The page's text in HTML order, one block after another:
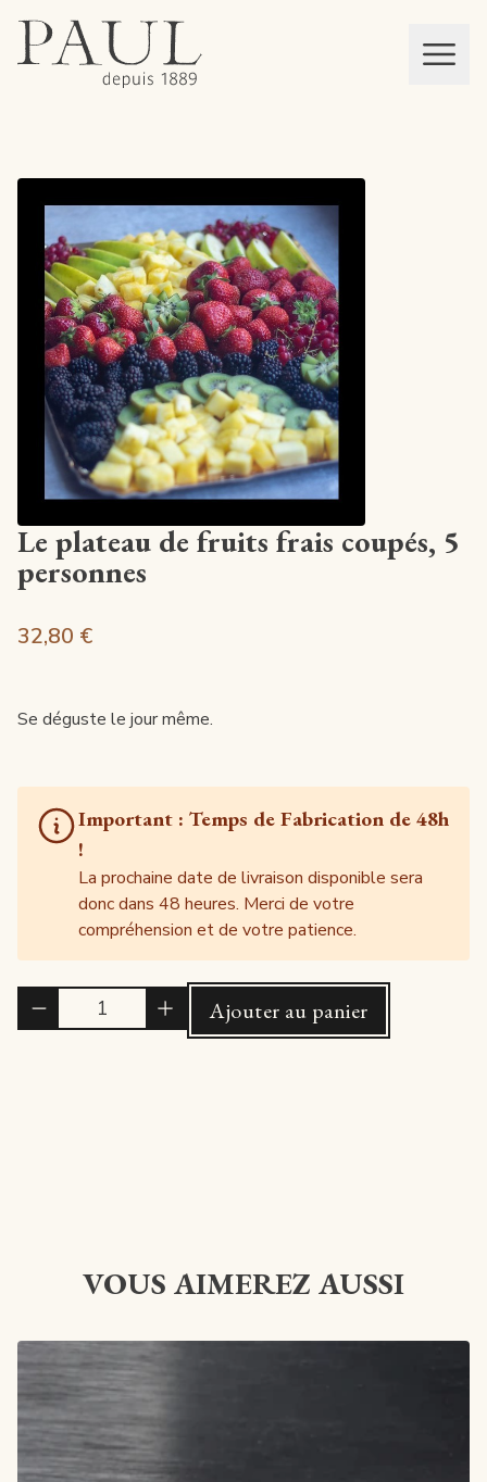
Mon panier
Le plateau de fruits frais coupés, 5
personnes
32,80 €
Se déguste le jour même.
Important : Temps de Fabrication de 48h
!
La prochaine date de livraison disponible sera
donc dans 48 heures. Merci de votre
compréhension et de votre patience.
Ajouter au panier
VOUS AIMEREZ AUSSI